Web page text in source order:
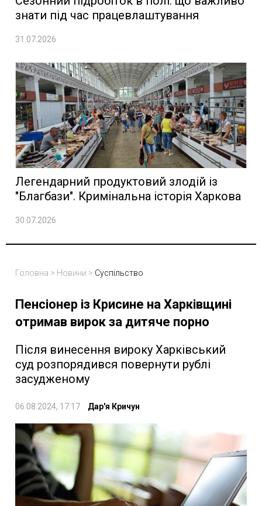
знати під час працевлаштування
31.07.2026
Легендарний продуктовий злодій із
"Благбази". Кримінальна історія Харкова
30.07.2026
Головна > Новини > Суспільство
Пенсіонер із Крисине на Харківщині
отримав вирок за дитяче порно
Після винесення вироку Харківський
суд розпорядився повернути рублі
засудженому
06.08.2024, 17:17 Дар'я Кричун